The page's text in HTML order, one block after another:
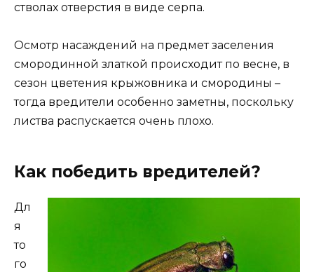
стволах отверстия в виде серпа.
Осмотр насаждений на предмет заселения
смородинной златкой происходит по весне, в
сезон цветения крыжовника и смородины –
тогда вредители особенно заметны, поскольку
листва распускается очень плохо.
Как победить вредителей?
Дл
я
то
го